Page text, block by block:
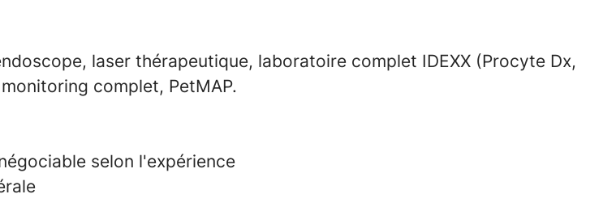
laser thérapeutique, laboratoire complet IDEXX (Procyte Dx,
complet, PetMAP.
selon l'expérience